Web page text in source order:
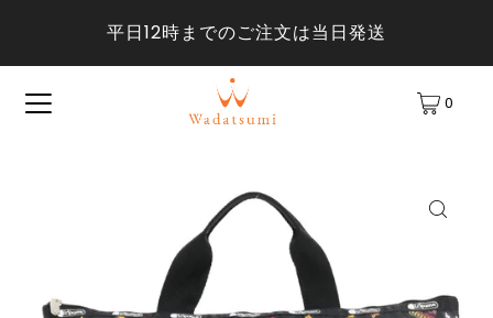
平日12時までのご注文は当日発送
0